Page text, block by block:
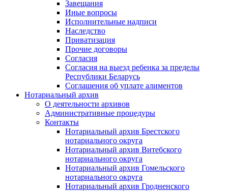
Завещания
Иные вопросы
Исполнительные надписи
Наследство
Приватизация
Прочие договоры
Согласия
Согласия на выезд ребенка за пределы
Республики Беларусь
Соглашения об уплате алиментов
Нотариальный архив
О деятельности архивов
Административные процедуры
Контакты
Нотариальный архив Брестского
нотариального округа
Нотариальный архив Витебского
нотариального округа
Нотариальный архив Гомельского
нотариального округа
Нотариальный архив Гродненского